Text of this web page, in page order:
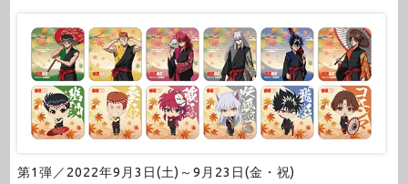
第1弾／2022年9月3日(土)～9月23日(金・祝)